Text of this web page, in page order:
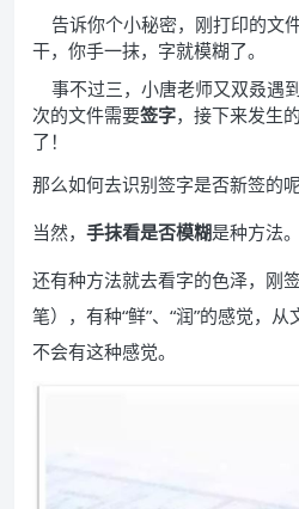
告诉你个小秘密，刚打印的文
干，你手一抹，字就模糊了。
事不过三，小唐老师又双叒遇
次的文件需要签字，接下来发生
了！
那么如何去识别签字是否新签的呢
当然， 手抹看是否模糊是种方法。
还有种方法就去看字的色泽，刚
笔），有种“鲜”、“润”的感觉，
不会有这种感觉。